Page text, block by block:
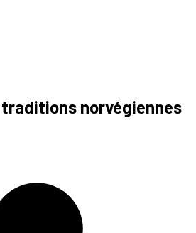
norvégiennes